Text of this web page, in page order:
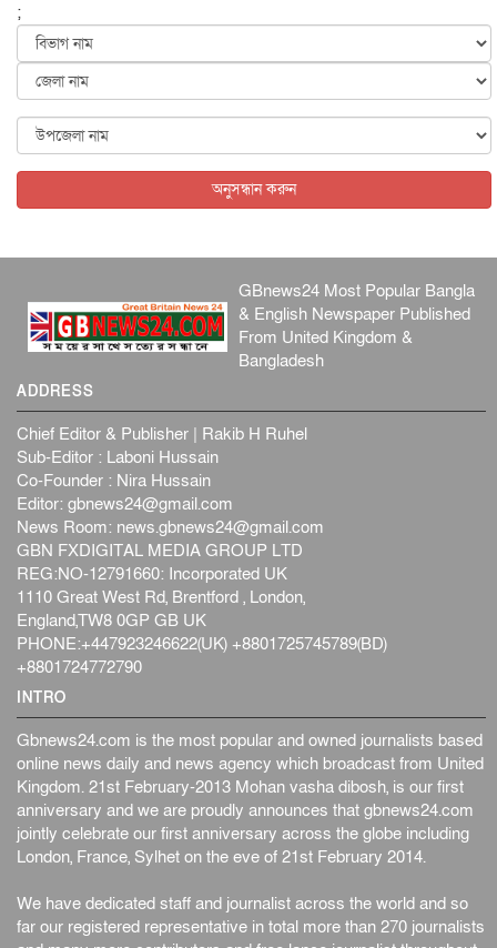
আন্তর্জাতিক ৫ আগস্ট, ২০২৬
কেনিয়ায় ১৫ হাতির রহস্যজনক মৃত্যু, সন্দেহের মুখে কীটনাশকের
আন্তর্জাতিক ৫ আগস্ট, ২০২৬
;
অনুসন্ধান করুন
GBnews24 Most Popular Bangla
& English Newspaper Published
From United Kingdom &
Bangladesh
ADDRESS
Chief Editor & Publisher | Rakib H Ruhel
Sub-Editor : Laboni Hussain
Co-Founder : Nira Hussain
Editor: gbnews24@gmail.com
News Room: news.gbnews24@gmail.com
GBN FXDIGITAL MEDIA GROUP LTD
REG:NO-12791660: Incorporated UK
1110 Great West Rd, Brentford , London,
England,TW8 0GP GB UK
PHONE:+447923246622(UK) +8801725745789(BD)
+8801724772790
INTRO
Gbnews24.com is the most popular and owned journalists based
online news daily and news agency which broadcast from United
Kingdom. 21st February-2013 Mohan vasha dibosh, is our first
anniversary and we are proudly announces that gbnews24.com
jointly celebrate our first anniversary across the globe including
London, France, Sylhet on the eve of 21st February 2014.
We have dedicated staff and journalist across the world and so
far our registered representative in total more than 270 journalists